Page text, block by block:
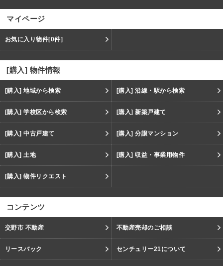
マイページ
お気に入り物件[0件]
[購入] 物件情報
[購入] 地域から検索 [購入] 沿線・駅から検索
[購入] 学校区から検索 [購入] 新築戸建て
[購入] 中古戸建て [購入] 分譲マンション
[購入] 土地 [購入] 収益・事業用物件
[購入] 物件リクエスト
コンテンツ
交野市 不動産 不動産売却のご相談
リースバック センチュリー21について